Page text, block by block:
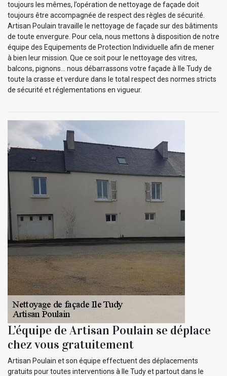
toujours les mêmes, l’opération de nettoyage de façade doit
toujours être accompagnée de respect des règles de sécurité.
Artisan Poulain travaille le nettoyage de façade sur des bâtiments
de toute envergure. Pour cela, nous mettons à disposition de notre
équipe des Equipements de Protection Individuelle afin de mener
à bien leur mission. Que ce soit pour le nettoyage des vitres,
balcons, pignons… nous débarrassons votre façade à Ile Tudy de
toute la crasse et verdure dans le total respect des normes stricts
de sécurité et réglementations en vigueur.
L’équipe de Artisan Poulain se déplace
chez vous gratuitement
Artisan Poulain et son équipe effectuent des déplacements
gratuits pour toutes interventions à Ile Tudy et partout dans le